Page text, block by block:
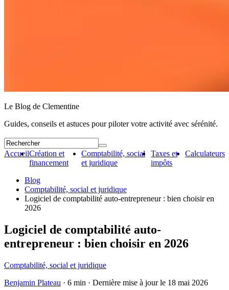
Le Blog de Clementine
Guides, conseils et astuces pour piloter votre activité avec sérénité.
AccueilCréation et
financement
Comptabilité, social
et juridique
Taxes et
impôts
Calculateurs
Blog
Comptabilité, social et juridique
Logiciel de comptabilité auto-entrepreneur : bien choisir en
2026
Logiciel de comptabilité auto-
entrepreneur : bien choisir en 2026
Comptabilité, social et juridique
Benjamin Plateau · 6 min · Dernière mise à jour le 18 mai 2026